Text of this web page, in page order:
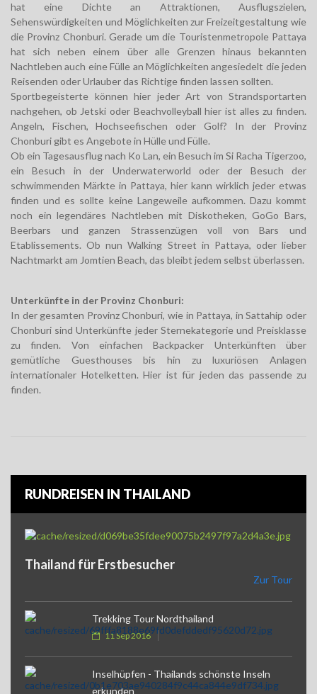
hat eine Dichte an Attraktionen, Ausflugszielen,
Sehenswürdigkeiten und Möglichkeiten zur Freizeitgestaltung wie
die Provinz Chonburi. Gerade um die Touristenmetropole Pattaya
hat sich neben einem über alle Grenzen hinaus bekannten
Nachtleben auch eine Fülle an Möglichkeiten angesiedelt die jeden
Reisenden oder Urlauber das Richtige finden lassen sollten.
Sportbegeisterte können hier jeder Art von Strandsportarten
nachgehen, ob Jetski oder Beachvolleyball hier ist alles zu finden.
Angeln, Fischen, Hochseefischen oder Golf? In der Provinz
Chonburi gibt es Angebote in Hülle und Fülle.
Ob ein Tagesausflug nach Ko Lan, ein Besuch im Si Racha Tigerzoo,
ein Besuch in der Underwaterworld oder der Besuch der
schwimmenden Märkte in Pattaya, hier kann wirklich jeder etwas
finden und es sollte keine Langeweile aufkommen. Dazu kommt
noch ein legendäres Nachtleben mit Diskotheken, GoGo Bars,
Beerbars und ganzen Strassenzügen voll von Bars und
Etablissements. Ob nun Walking Street in Pattaya, oder lieber
Nachtmarkt am Jomtien Beach, das bleibt jedem selbst überlassen.
Unterkünfte in der Provinz Chonburi:
In der gesamten Provinz Chonburi, wie in Pattaya, in Sattahip oder
Chonburi sind Unterkünfte jeder Sternekategorie und Preisklasse
zu finden. Von einfachen Backpacker Unterkünften über
gemütliche Guesthouses bis hin zu luxuriösen Anlagen
internationaler Hotelketten. Hier ist für jeden das passende zu
finden.
RUNDREISEN IN THAILAND
Thailand für Erstbesucher
Zur Tour
Trekking Tour Nordthailand
11 Sep 2016
Inselhüpfen - Thailands schönste Inseln
erkunden